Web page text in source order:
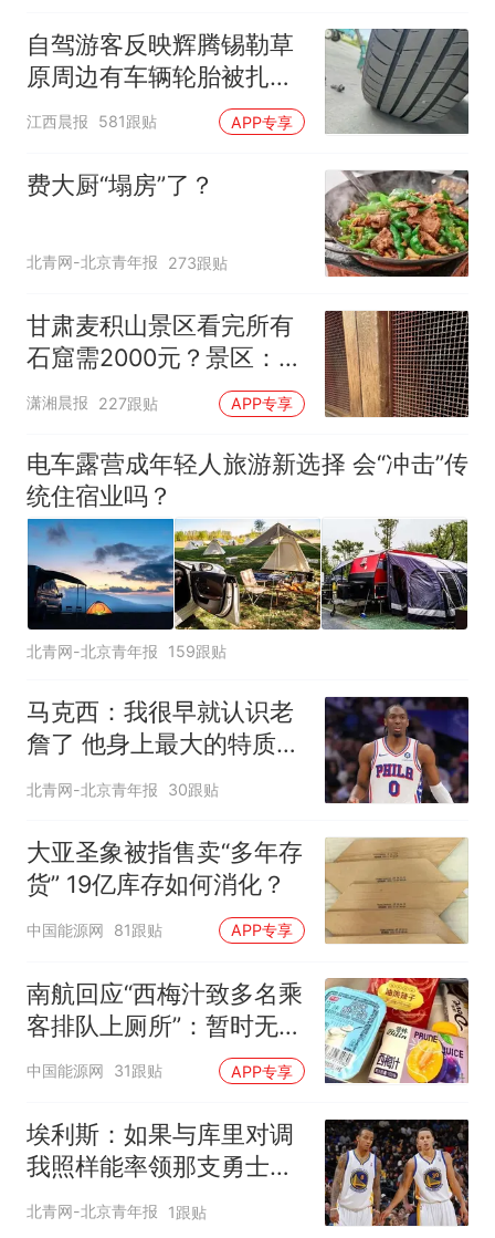
自驾游客反映辉腾锡勒草
原周边有车辆轮胎被扎，
修理店铺换胎价格高达千
元，官方发布情况通报
江西晨报 581跟贴 APP专享
费大厨“塌房”了？
北青网-北京青年报 273跟贴
甘肃麦积山景区看完所有
石窟需2000元？景区：部
分石窟受特别保护，游客
潇湘晨报 227跟贴 APP专享
电车露营成年轻人旅游新选择 会“冲击”传
统住宿业吗？
北青网-北京青年报 159跟贴
马克西：我很早就认识老
詹了 他身上最大的特质就
是谦逊
北青网-北京青年报 30跟贴
大亚圣象被指售卖“多年存
货” 19亿库存如何消化？
中国能源网 81跟贴 APP专享
南航回应“西梅汁致多名乘
客排队上厕所”：暂时无法
核查是否发放西梅汁
中国能源网 31跟贴 APP专享
埃利斯：如果与库里对调
我照样能率领那支勇士取
得现在的成就
北青网-北京青年报 1跟贴